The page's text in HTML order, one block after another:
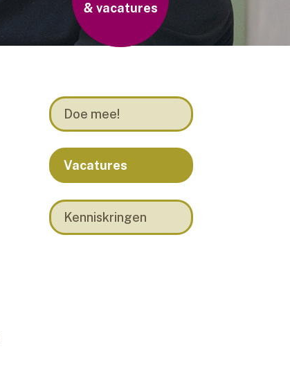
& vacatures
Doe mee!
Vacatures
Kenniskringen